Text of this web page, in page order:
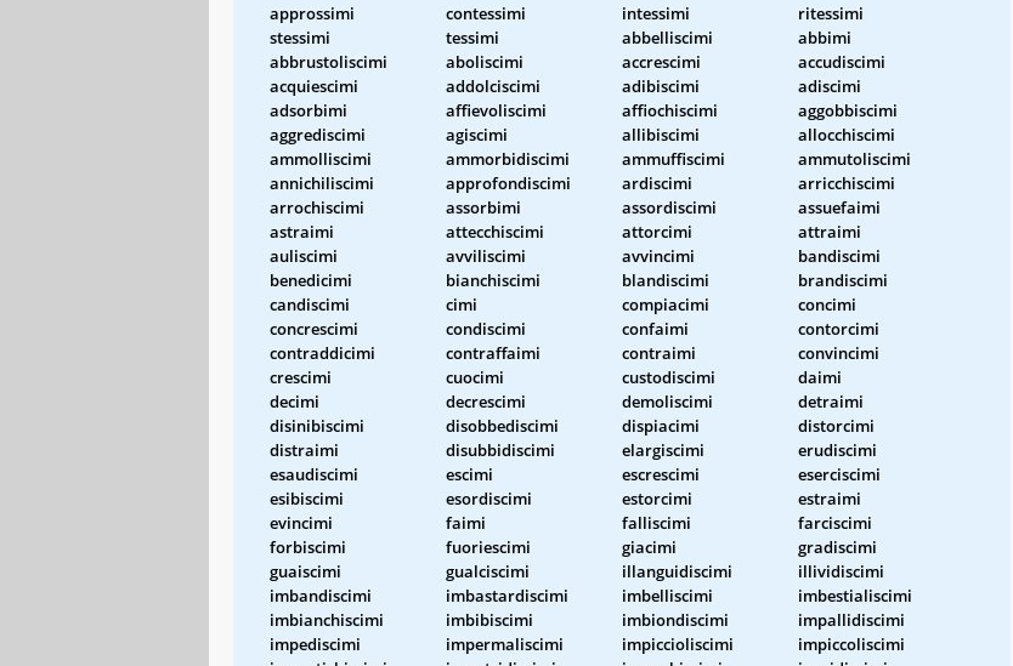
approssimi contessimi intessimi
ritessimi
stessimi
tessimi abbelliscimi
abbimi
abbrustoliscimi
aboliscimi accrescimi
accudiscimi
acquiescimi
addolciscimi adibiscimi
adiscimi
adsorbimi
affievoliscimi affiochiscimi
aggobbiscimi
aggrediscimi
agiscimi allibiscimi
allocchiscimi
ammolliscimi
ammorbidiscimi ammuffiscimi
ammutoliscimi
annichiliscimi
approfondiscimi ardiscimi
arricchiscimi
arrochiscimi
assorbimi assordiscimi
assuefaimi
astraimi
attecchiscimi attorcimi
attraimi
auliscimi
avviliscimi avvincimi
bandiscimi
benedicimi
bianchiscimi blandiscimi
brandiscimi
candiscimi
cimi compiacimi
concimi
concrescimi
condiscimi confaimi
contorcimi
contraddicimi
contraffaimi contraimi
convincimi
crescimi
cuocimi custodiscimi
daimi
decimi
decrescimi demoliscimi
detraimi
disinibiscimi
disobbediscimi dispiacimi
distorcimi
distraimi
disubbidiscimi elargiscimi
erudiscimi
esaudiscimi
escimi escrescimi
eserciscimi
esibiscimi
esordiscimi estorcimi
estraimi
evincimi
faimi falliscimi
farciscimi
forbiscimi
fuoriescimi giacimi
gradiscimi
guaiscimi
gualciscimi illanguidiscimi
illividiscimi
imbandiscimi
imbastardiscimi imbelliscimi
imbestialiscimi
imbianchiscimi
imbibiscimi imbiondiscimi
impallidiscimi
impediscimi
impermaliscimi impiccioliscimi
impiccoliscimi